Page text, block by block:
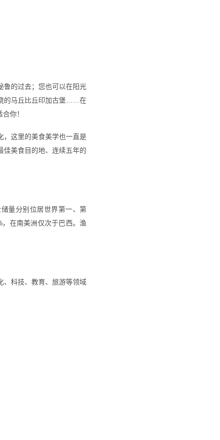
鲁的过去；您也可以在阳光
的马丘比丘印加古堡……在
你！
，这里的美食美学也一直是
美食目的地、连续五年的
量分别位居世界第一、第
在南美洲仅次于巴西。渔
、科技、教育、旅游等领域